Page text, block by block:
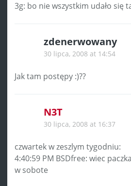
3g: bo nie wszystkim udało się
zdenerwowany
30 lipca, 2008 at 14:54
Jak tam postępy :)??
N3T
30 lipca, 2008 at 16:37
czwartek w zeszlym tygodniu:
4:40:59 PM BSDfree: wiec
w sobote